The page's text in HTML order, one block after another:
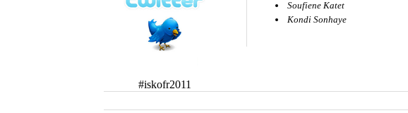
#iskofr2011
Soufiene Katet
Kondi Sonhaye